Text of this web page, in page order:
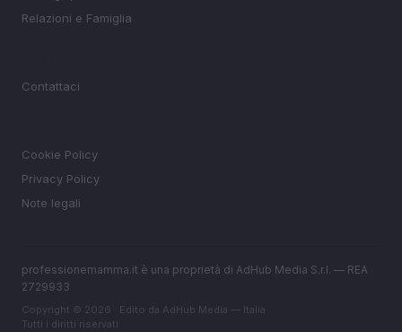
Relazioni e Famiglia
Contattaci
Cookie Policy
Privacy Policy
Note legali
professionemamma.it è una proprietà di AdHub Media S.r.l. — REA
2729933
Copyright © 2026 · Edito da AdHub Media — Italia
Tutti i diritti riservati